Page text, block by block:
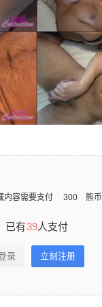
内容需要支付 300 熊币
已有39人支付
录 立刻注册